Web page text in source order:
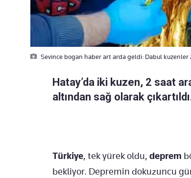
Sevince bogan haber art arda geldi: Dabul
Hatay’da iki kuzen, 2 saat
altından sağ olarak
Türkiye, tek yürek oldu, deprem
bekliyor. Depremin dokuzuncu